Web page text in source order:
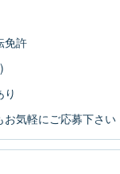
免許
り
お気軽にご応募下さい